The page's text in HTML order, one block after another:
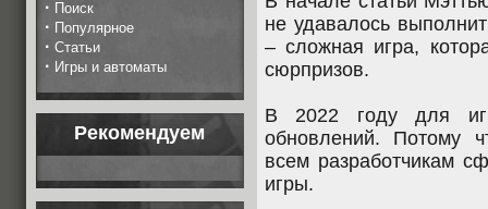
· Поиск
· Популярное
· Статьи
· Игры и автоматы
Рекомендуем
не удавалось
– сложная игра,
сюрпризов.
В 2022 году для
обновлений. Потому
всем разработчикам
игры.